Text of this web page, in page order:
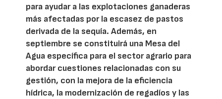
para ayudar a las explotaciones ganaderas
más afectadas por la escasez de pastos
derivada de la sequía. Además, en
septiembre se constituirá una Mesa del
Agua específica para el sector agrario para
abordar cuestiones relacionadas con su
gestión, con la mejora de la eficiencia
hídrica, la modernización de regadíos y las